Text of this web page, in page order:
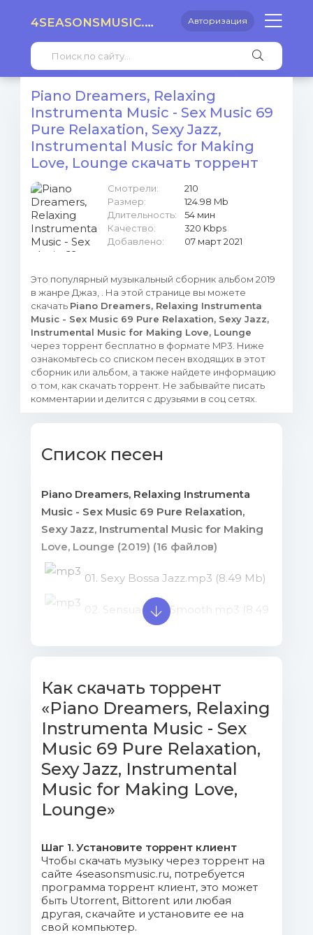
4SEASONSMUSIC.RU Авторизация
Piano Dreamers, Relaxing
Instrumenta Music - Sex Music 69
Pure Relaxation, Sexy Jazz,
Instrumental Music for Making
Love, Lounge скачать торрент
Смотрели:
210
Размер:
124.98 Mb
Длительность:
54 мин
Качество:
320 Kbps
Добавлено:
07 март 2021
Это популярный музыкальный сборник альбом 2019
в жанре Джаз, . На этой странице вы можете
скачать Piano Dreamers, Relaxing Instrumenta
Music - Sex Music 69 Pure Relaxation, Sexy Jazz,
Instrumental Music for Making Love, Lounge
через торрент бесплатно в формате MP3. Ниже
ознакомьтесь со списком песен входящих в этот
сборник или альбом, а также найдете информацию
о том, как скачать торрент. Не забывайте писать
комментарии и делится с друзьями в соц сетях.
Список песен
Piano Dreamers, Relaxing Instrumenta
Music - Sex Music 69 Pure Relaxation,
Sexy Jazz, Instrumental Music for Making
Love, Lounge (2019) (16 файлов)
01. Sexy Bossa Jazz.mp3 (8.49 Mb)
02. Sensual and Smooth.mp3 (8.49
04. Mysterious Love.mp3 (9.22 Mb)
05. 69 Pleasures.mp3 (9.03 Mb)
06. Chill Jazz Tantric.mp3 (6.82 Mb)
07. Sexy Vibrations.mp3 (8.98 Mb)
09. Break Time.mp3 (7.02 Mb)
10. Midnight Vibes.mp3 (8.28 Mb)
11. Chill Jazz Ecstasy.mp3 (7.8 Mb)
Как скачать торрент
«Piano Dreamers, Relaxing
Instrumenta Music - Sex
Music 69 Pure Relaxation,
Sexy Jazz, Instrumental
Music for Making Love,
Lounge»
Шаг 1. Установите торрент клиент
Чтобы скачать музыку через торрент на
сайте 4seasonsmusic.ru, потребуется
программа торрент клиент, это может
быть Utorrent, Bittorent или любая
другая, скачайте и установите ее на
свой компьютер.